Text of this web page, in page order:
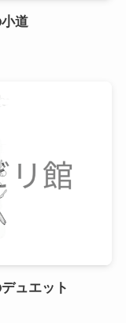
道
ュエット